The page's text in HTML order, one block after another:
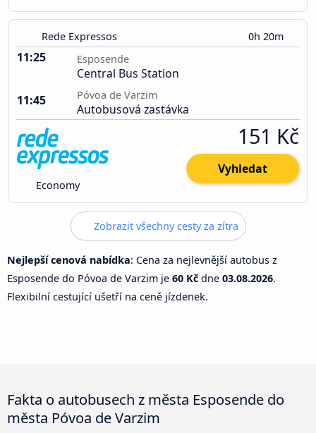
Rede Expressos 0h 20m
11:25 Esposende
Central Bus Station
11:45
Póvoa de Varzim
Autobusová zastávka
Economy
151 Kč
Vyhledat
Zobrazit všechny cesty za zítra
Nejlepší cenová nabídka: Cena za nejlevnější autobus z
Esposende do Póvoa de Varzim je 60 Kč dne 03.08.2026.
Flexibilní cestující ušetří na ceně jízdenek.
Fakta o autobusech z města Esposende do
města Póvoa de Varzim